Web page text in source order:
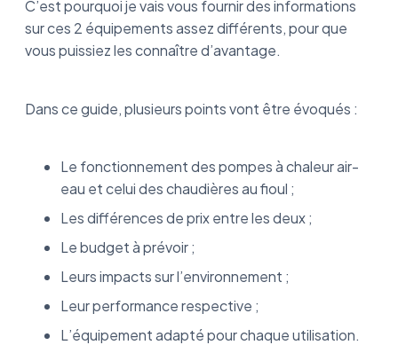
C’est pourquoi je vais vous fournir des informations
sur ces 2 équipements assez différents, pour que
vous puissiez les connaître d’avantage.
Dans ce guide, plusieurs points vont être évoqués :
Le fonctionnement des pompes à chaleur air-
eau et celui des chaudières au fioul ;
Les différences de prix entre les deux ;
Le budget à prévoir ;
Leurs impacts sur l’environnement ;
Leur performance respective ;
L’équipement adapté pour chaque utilisation.
Ce qu’il faut retenir